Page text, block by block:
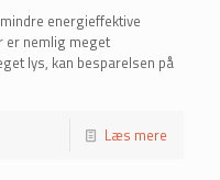
energieffektive
er nemlig meget
lys, kan besparelsen på
Læs mere